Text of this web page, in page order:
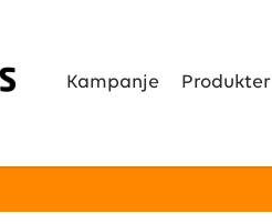
Kampanje Produkter